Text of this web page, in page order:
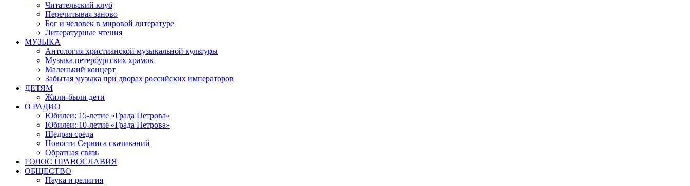
Читательский клуб
Перечитывая заново
Бог и человек в мировой литературе
Литературные чтения
МУЗЫКА
Антология христианской музыкальной культуры
Музыка петербургских храмов
Маленький концерт
Забытая музыка при дворах российских императоров
ДЕТЯМ
Жили-были дети
О РАДИО
Юбилеи: 15-летие «Града Петрова»
Юбилеи: 10-летие «Града Петрова»
Щедрая среда
Новости Сервиса скачиваний
Обратная связь
ГОЛОС ПРАВОСЛАВИЯ
ОБЩЕСТВО
Наука и религия